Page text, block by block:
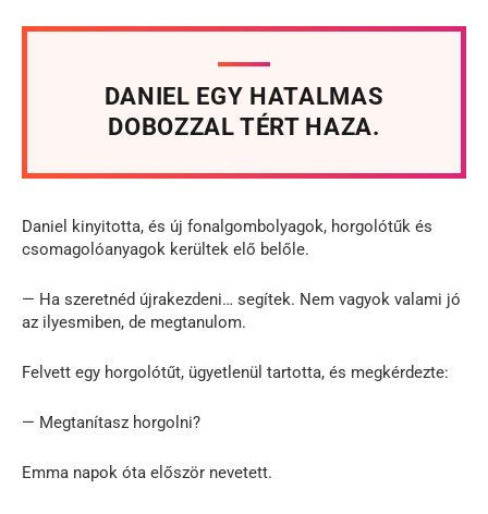
DANIEL EGY HATALMAS
DOBOZZAL TÉRT HAZA.
Daniel kinyitotta, és új fonalgombolyagok, horgolótűk és
csomagolóanyagok kerültek elő belőle.
— Ha szeretnéd újrakezdeni… segítek. Nem vagyok valami jó
az ilyesmiben, de megtanulom.
Felvett egy horgolótűt, ügyetlenül tartotta, és megkérdezte:
— Megtanítasz horgolni?
Emma napok óta először nevetett.